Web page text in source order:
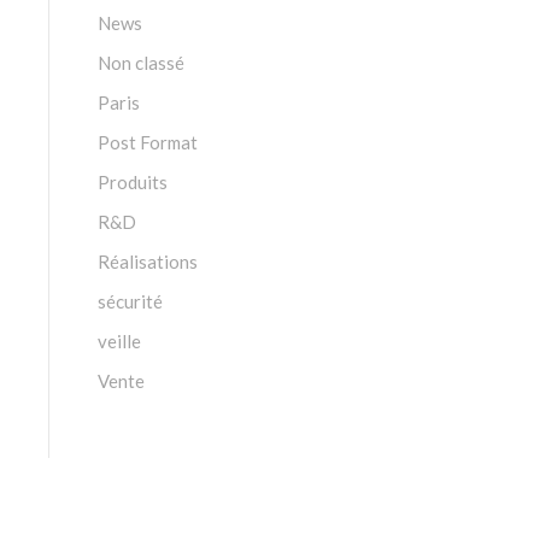
News
Non classé
Paris
Post Format
Produits
R&D
Réalisations
sécurité
veille
Vente